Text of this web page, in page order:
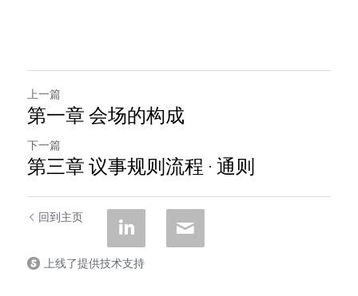
上一篇
第一章 会场的构成
下一篇
第三章 议事规则流程 · 通则
回到主页
上线了提供技术支持